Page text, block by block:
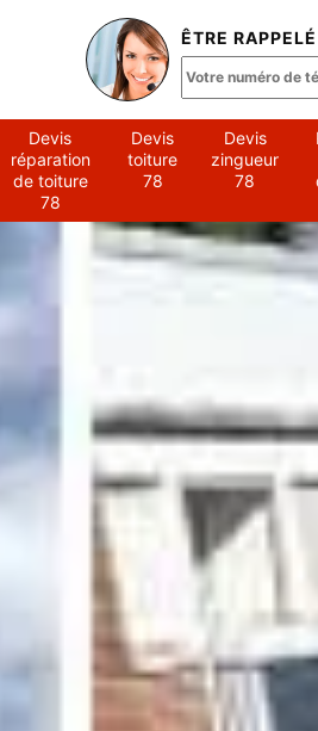
ÊTRE RAPPELÉ
Devis
réparation
de toiture
78
Devis
toiture
78
Devis
zingueur
78